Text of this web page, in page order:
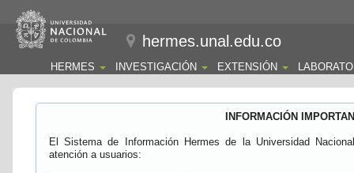
hermes.unal.edu.co
HERMES INVESTIGACIÓN EXTENSIÓN
INFORMACIÓN
El Sistema de Información Hermes de la Universidad
atención a usuarios: